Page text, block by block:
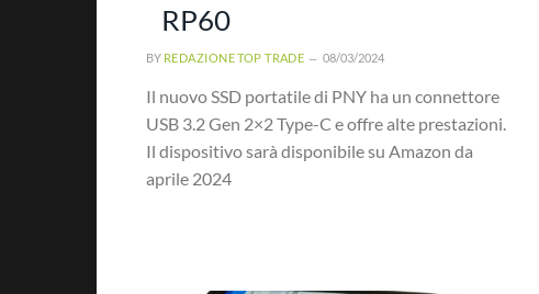
RP60
BY REDAZIONE TOP TRADE 08/03/2024
Il nuovo SSD portatile di PNY ha un connettore
USB 3.2 Gen 2×2 Type-C e offre alte prestazioni.
Il dispositivo sarà disponibile su Amazon da
aprile 2024